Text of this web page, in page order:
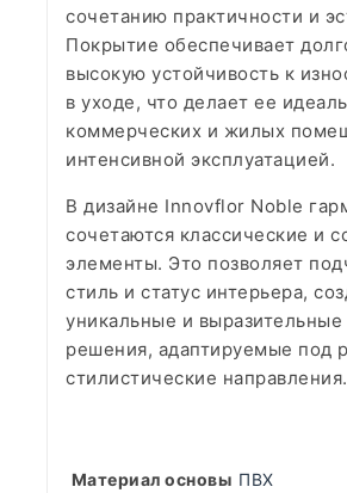
сочетанию практичности и
Покрытие обеспечивает
высокую устойчивость к
в уходе, что делает ее
коммерческих и жилых
интенсивной эксплуатацией.
В дизайне Innovflor Noble
сочетаются классические и
элементы. Это позволяет
стиль и статус интерьера,
уникальные и
решения, адаптируемые под
стилистические направления.
Материал основы ПВХ